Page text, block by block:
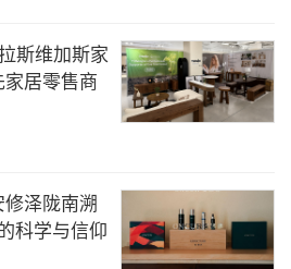
斯维加斯家
居零售商
泽陇南溯
科学与信仰